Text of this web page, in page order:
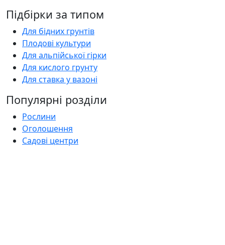
Підбірки за типом
Для бідних грунтів
Плодові культури
Для альпійської гірки
Для кислого грунту
Для ставка у вазоні
Популярні розділи
Рослини
Оголошення
Садові центри